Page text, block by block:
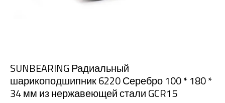
SUNBEARING Радиальный
шарикоподшипник 6220 Серебро 100 * 180 *
34 мм из нержавеющей стали GCR15